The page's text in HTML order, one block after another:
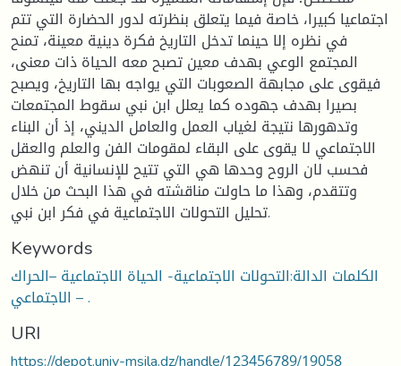
اجتماعيا كبيرا، خاصة فيما يتعلق بنظرته لدور الحضارة التي تتم
في نظره إلا حينما تدخل التاريخ فكرة دينية معينة، تمنح
المجتمع الوعي بهدف معين تصبح معه الحياة ذات معنى،
فيقوى على مجابهة الصعوبات التي يواجه بها التاريخ، ويصبح
بصيرا بهدف جهوده كما يعلل ابن نبي سقوط المجتمعات
وتدهورها نتيجة لغياب العمل والعامل الديني، إذ أن البناء
الاجتماعي لا يقوى على البقاء لمقومات الفن والعلم والعقل
فحسب لان الروح وحدها هي التي تتيح للإنسانية أن تنهض
وتتقدم، وهذا ما حاولت مناقشته في هذا البحث من خلال
تحليل التحولات الاجتماعية في فكر ابن نبي.
Keywords
الكلمات الدالة:التحولات الاجتماعية- الحياة الاجتماعية –الحراك
الاجتماعي – .
URI